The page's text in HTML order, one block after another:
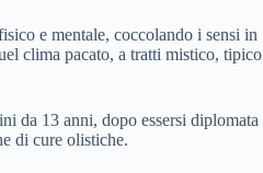
e mentale, coccolando i sensi in
clima pacato, a tratti mistico, tipico
da 13 anni, dopo essersi diplomata
di cure olistiche.